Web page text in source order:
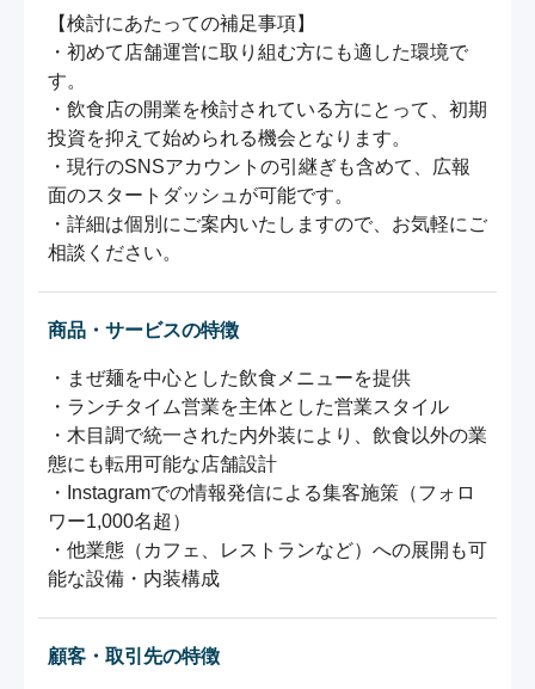
【検討にあたっての補足事項】
・初めて店舗運営に取り組む方にも適した環境で
す。
・飲食店の開業を検討されている方にとって、初期
投資を抑えて始められる機会となります。
・現行のSNSアカウントの引継ぎも含めて、広報
面のスタートダッシュが可能です。
・詳細は個別にご案内いたしますので、お気軽にご
相談ください。
商品・サービスの特徴
・まぜ麺を中心とした飲食メニューを提供
・ランチタイム営業を主体とした営業スタイル
・木目調で統一された内外装により、飲食以外の業
態にも転用可能な店舗設計
・Instagramでの情報発信による集客施策（フォロ
ワー1,000名超）
・他業態（カフェ、レストランなど）への展開も可
能な設備・内装構成
顧客・取引先の特徴